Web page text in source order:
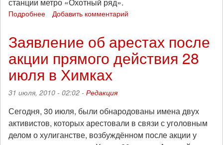
Подробнее
нужна
Добавить комментарий
Заявление об арестах после
акции прямого действия 28
июля в Химках
31 июля, 2010 - 02:02 - Редакция
Сегодня, 30 июля, были обнародованы имена двух
активистов, которых арестовали в связи с уголовным
делом о хулиганстве, возбуждённом после акции у